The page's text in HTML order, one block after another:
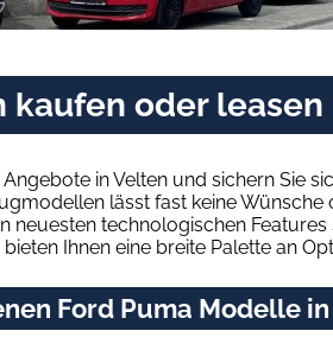
kaufen oder leasen
in Velten und sichern Sie
lässt fast keine Wünsche
neuesten technologischen
Ihnen eine breite Palette an
Ford Puma Modelle